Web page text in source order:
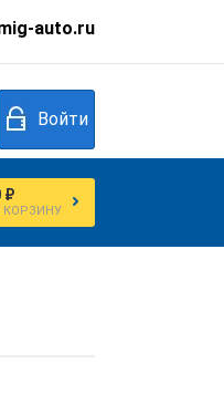
auto.ru
Войти
₽
КОРЗИНУ